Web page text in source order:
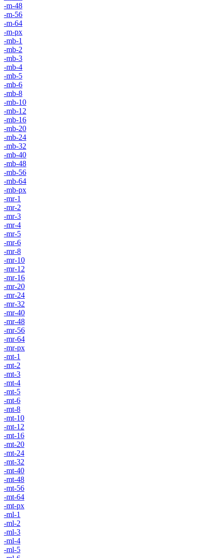
-m-48
-m-56
-m-64
-m-px
-mb-1
-mb-2
-mb-3
-mb-4
-mb-5
-mb-6
-mb-8
-mb-10
-mb-12
-mb-16
-mb-20
-mb-24
-mb-32
-mb-40
-mb-48
-mb-56
-mb-64
-mb-px
-mr-1
-mr-2
-mr-3
-mr-4
-mr-5
-mr-6
-mr-8
-mr-10
-mr-12
-mr-16
-mr-20
-mr-24
-mr-32
-mr-40
-mr-48
-mr-56
-mr-64
-mr-px
-mt-1
-mt-2
-mt-3
-mt-4
-mt-5
-mt-6
-mt-8
-mt-10
-mt-12
-mt-16
-mt-20
-mt-24
-mt-32
-mt-40
-mt-48
-mt-56
-mt-64
-mt-px
-ml-1
-ml-2
-ml-3
-ml-4
-ml-5